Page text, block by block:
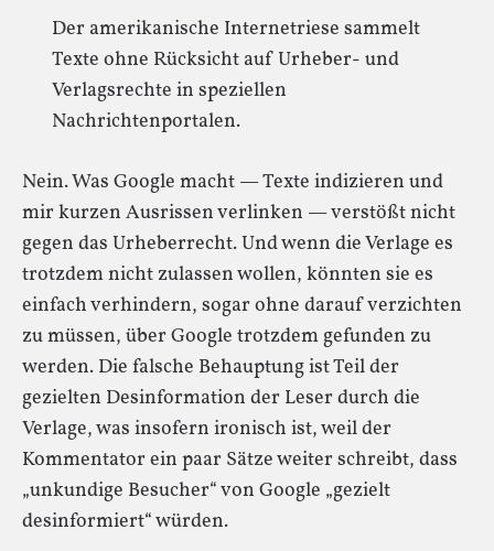
Der amerikanische Internetriese sammelt
Texte ohne Rücksicht auf Urheber- und
Verlagsrechte in speziellen
Nachrichtenportalen.
Nein. Was Google macht — Texte indizieren und
mir kurzen Ausrissen verlinken — verstößt nicht
gegen das Urheberrecht. Und wenn die Verlage es
trotzdem nicht zulassen wollen, könnten sie es
einfach verhindern, sogar ohne darauf verzichten
zu müssen, über Google trotzdem gefunden zu
werden. Die falsche Behauptung ist Teil der
gezielten Desinformation der Leser durch die
Verlage, was insofern ironisch ist, weil der
Kommentator ein paar Sätze weiter schreibt, dass
„unkundige Besucher“ von Google „gezielt
desinformiert“ würden.